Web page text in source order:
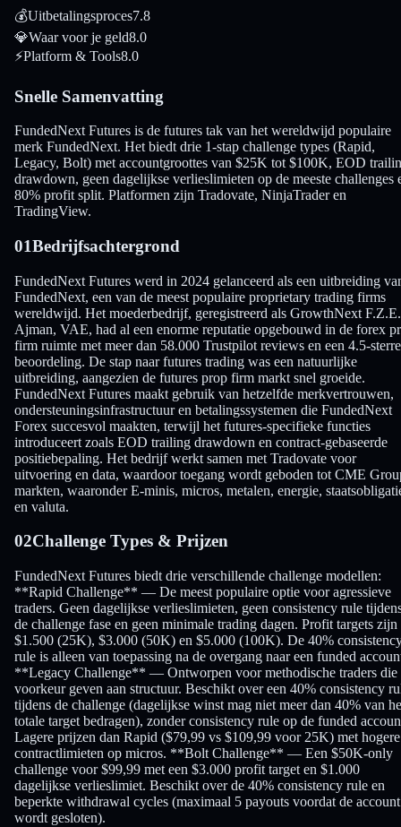
💰Uitbetalingsproces7.8
💎Waar voor je geld8.0
⚡Platform & Tools8.0
Snelle Samenvatting
FundedNext Futures is de futures tak van het wereldwijd populaire
merk FundedNext. Het biedt drie 1-stap challenge types (Rapid,
Legacy, Bolt) met accountgroottes van $25K tot $100K, EOD
drawdown, geen dagelijkse verlieslimieten op de meeste challenges
80% profit split. Platformen zijn Tradovate, NinjaTrader en
TradingView.
01Bedrijfsachtergrond
FundedNext Futures werd in 2024 gelanceerd als een uitbreiding
FundedNext, een van de meest populaire proprietary trading firms
wereldwijd. Het moederbedrijf, geregistreerd als GrowthNext
Ajman, VAE, had al een enorme reputatie opgebouwd in de forex
firm ruimte met meer dan 58.000 Trustpilot reviews en een 4.5-
beoordeling. De stap naar futures trading was een natuurlijke
uitbreiding, aangezien de futures prop firm markt snel groeide.
FundedNext Futures maakt gebruik van hetzelfde merkvertrouwen,
ondersteuningsinfrastructuur en betalingssystemen die FundedNext
Forex succesvol maakten, terwijl het futures-specifieke functies
introduceert zoals EOD trailing drawdown en contract-gebaseerde
positiebepaling. Het bedrijf werkt samen met Tradovate voor
uitvoering en data, waardoor toegang wordt geboden tot CME
markten, waaronder E-minis, micros, metalen, energie,
en valuta.
02Challenge Types & Prijzen
FundedNext Futures biedt drie verschillende challenge modellen:
**Rapid Challenge** — De meest populaire optie voor agressieve
traders. Geen dagelijkse verlieslimieten, geen consistency rule
de challenge fase en geen minimale trading dagen. Profit targets zijn
$1.500 (25K), $3.000 (50K) en $5.000 (100K). De 40%
rule is alleen van toepassing na de overgang naar een funded
**Legacy Challenge** — Ontworpen voor methodische traders die
voorkeur geven aan structuur. Beschikt over een 40% consistency
tijdens de challenge (dagelijkse winst mag niet meer dan 40% van
totale target bedragen), zonder consistency rule op de funded
Lagere prijzen dan Rapid ($79,99 vs $109,99 voor 25K) met hogere
contractlimieten op micros. **Bolt Challenge** — Een $50K-only
challenge voor $99,99 met een $3.000 profit target en $1.000
dagelijkse verlieslimiet. Beschikt over de 40% consistency rule en
beperkte withdrawal cycles (maximaal 5 payouts voordat de account
wordt gesloten).